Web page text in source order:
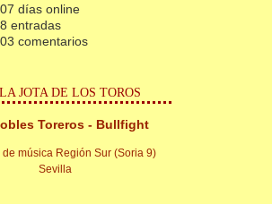
días online
entradas
comentarios
JOTA DE LOS TOROS
Toreros - Bullfight
de música Región Sur (Soria 9)
Sevilla